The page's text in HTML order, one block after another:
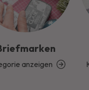
anzeigen